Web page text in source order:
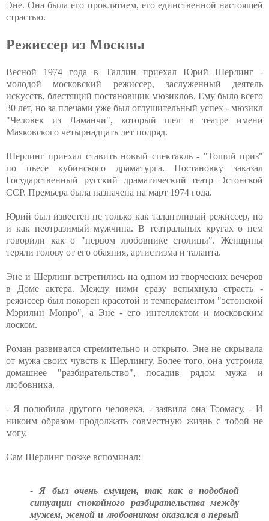
Эне. Она была его проклятием, его единственной настоящей
страстью.
Режиссер из Москвы
Весной 1974 года в Таллин приехал Юрий Шерлинг -
молодой московский режиссер, заслуженный деятель
искусств, блестящий постановщик мюзиклов. Ему было всего
30 лет, но за плечами уже был оглушительный успех - мюзикл
"Человек из Ламанчи", который шел в театре имени
Маяковского четырнадцать лет подряд.
Шерлинг приехал ставить новый спектакль - "Тощий приз"
по пьесе кубинского драматурга. Постановку заказал
Государственный русский драматический театр Эстонской
ССР. Премьера была назначена на март 1974 года.
Юрий был известен не только как талантливый режиссер, но
и как неотразимый мужчина. В театральных кругах о нем
говорили как о "первом любовнике столицы". Женщины
теряли голову от его обаяния, артистизма и таланта.
Эне и Шерлинг встретились на одном из творческих вечеров
в Доме актера. Между ними сразу вспыхнула страсть -
режиссер был покорен красотой и темпераментом "эстонской
Мэрилин Монро", а Эне - его интеллектом и московским
лоском.
Роман развивался стремительно и открыто. Эне не скрывала
от мужа своих чувств к Шерлингу. Более того, она устроила
домашнее "разбирательство", посадив рядом мужа и
любовника.
- Я полюбила другого человека, - заявила она Тоомасу. - И
никоим образом продолжать совместную жизнь с тобой не
могу.
Сам Шерлинг позже вспоминал:
- Я был очень смущен, так как в подобной
ситуации спокойного разбирательства между
мужем, женой и любовником оказался в первый